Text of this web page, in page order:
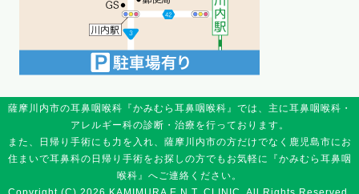
薩摩川内市の耳鼻咽喉科『かみむら耳鼻咽喉科』では、主に耳鼻咽喉科・
アレルギー科の診断・治療を行っております。
また、日帰り手術にも力を入れ、薩摩川内市の方だけでなく鹿児島市にお
住まいで耳鼻科の日帰り手術をお探しの方でもお気軽に『かみむら耳鼻咽
喉科』へご連絡ください。